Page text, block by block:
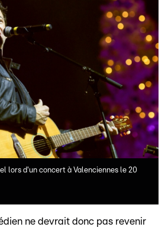
lors d'un concert à Valenciennes le 20
ne devrait donc pas revenir